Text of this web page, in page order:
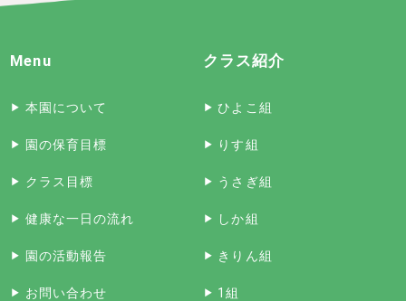
Menu
本園について
園の保育目標
クラス目標
健康な一日の流れ
園の活動報告
お問い合わせ
クラス紹介
ひよこ組
りす組
うさぎ組
しか組
きりん組
1組